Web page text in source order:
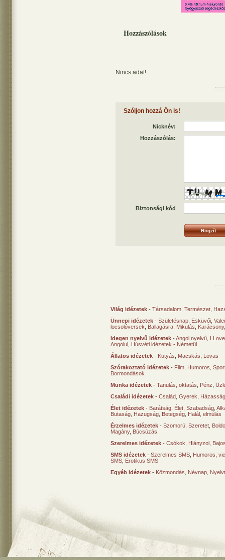
Hozzászólások
Nincs adat!
Szóljon hozzá Ön is!
Nicknév:
Hozzászólás:
Biztonsági kód
Világ idézetek - Társadalom Természet
Ünnepi idézetek - Születésnap Esküvői
locsolóversek
Ballagásra Mikulás Karácsony
Idegen nyelvű idézetek -Angol nyelvű I
Angolul Húsvéti idézetek - Németül
Állatos idézetek - Kutyás Macskás
Lovas
Szórakoztató idézetek - Film Humoros
Bormondások
Munka idézetek - Tanulás, oktatás Pénz
Családi idézetek - Család Gyerek
Élet idézetek - Barátság Élet Szabadság
Butaság Hazugság Betegség Halál, elmúlás
Érzelmes idézetek - Szomorú Szeretet
Magány, Búcsúzás
Szerelmes idézetek - Csókok Hiányzol
SMS idézetek - Szerelmes SMS Humoros,
SMS Erotikus SMS
Egyéb idézetek - Közmondás Névnap